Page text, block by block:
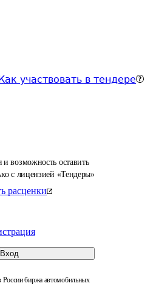
участвовать в тендере
возможность оставить
с лицензией «Тендеры»
расценки
Вход
биржа автомобильных